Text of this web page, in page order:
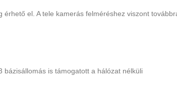
el. A tele kamerás felméréshez viszont
bázisállomás is támogatott a hálózat nélküli